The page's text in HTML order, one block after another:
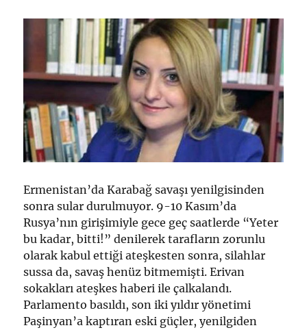
Ermenistan’da Karabağ savaşı yenilgisinden
sonra sular durulmuyor. 9-10 Kasım’da
Rusya’nın girişimiyle gece geç saatlerde “Yeter
bu kadar, bitti!” denilerek tarafların zorunlu
olarak kabul ettiği ateşkesten sonra, silahlar
sussa da, savaş henüz bitmemişti. Erivan
sokakları ateşkes haberi ile çalkalandı.
Parlamento basıldı, son iki yıldır yönetimi
Paşinyan’a kaptıran eski güçler, yenilgiden